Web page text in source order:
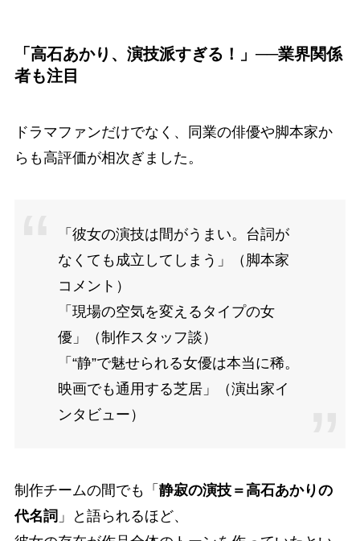
「高石あかり、演技派すぎる！」──業界関係
者も注目
ドラマファンだけでなく、同業の俳優や脚本家か
らも高評価が相次ぎました。
「彼女の演技は間がうまい。台詞が
なくても成立してしまう」（脚本家
コメント）
「現場の空気を変えるタイプの女
優」（制作スタッフ談）
「“静”で魅せられる女優は本当に稀。
映画でも通用する芝居」（演出家イ
ンタビュー）
制作チームの間でも「 静寂の演技＝高石あかりの
代名詞 」と語られるほど、